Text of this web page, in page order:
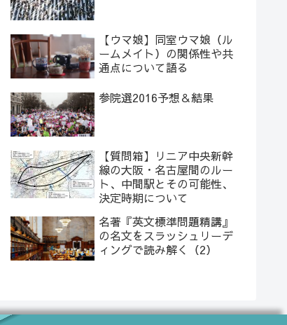
【ウマ娘】同室ウマ娘（ル
ームメイト）の関係性や共
通点について語る
参院選2016予想＆結果
【質問箱】リニア中央新幹
線の大阪・名古屋間のルー
ト、中間駅とその可能性、
決定時期について
名著『英文標準問題精講』
の名文をスラッシュリーデ
ィングで読み解く（2）